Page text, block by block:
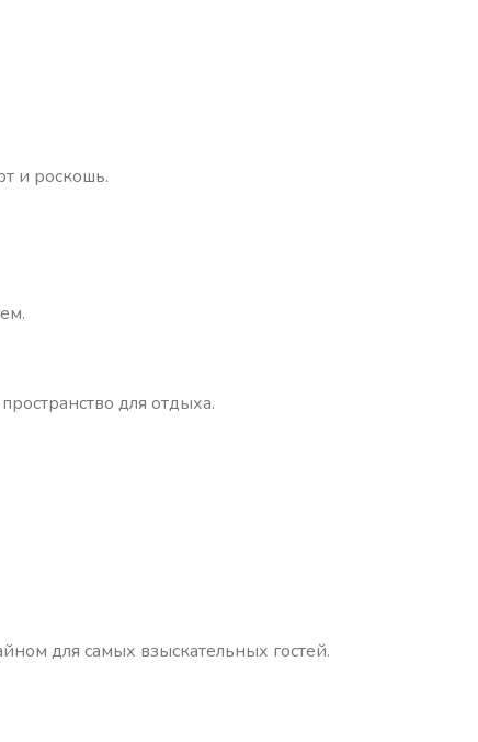
и роскошь.
для отдыха.
для самых взыскательных гостей.